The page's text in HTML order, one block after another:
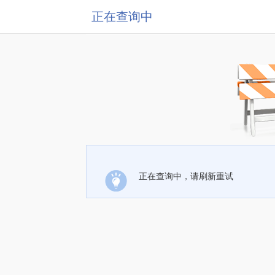
正在查询中
正在查询中，请刷新重试